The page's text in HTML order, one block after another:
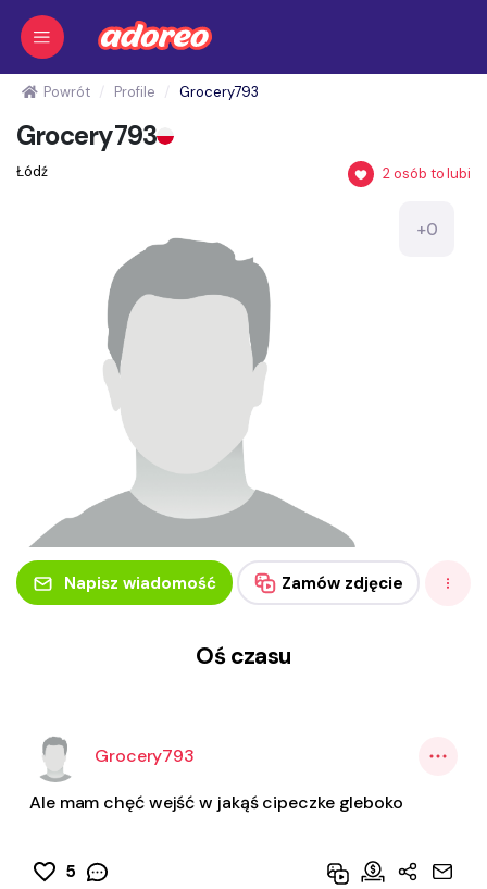
Powrót Profile Grocery793
Grocery793
Łódź 2osób to lubi
+0
Napisz wiadomość Zamów zdjęcie
Oś czasu
Grocery793
Ale mam chęć wejść w jakąś cipeczke gleboko
5